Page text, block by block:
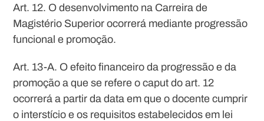
Art. 12. O desenvolvimento na Carreira de
Magistério Superior ocorrerá mediante progressão
funcional e promoção.
Art. 13-A. O efeito financeiro da progressão e da
promoção a que se refere o caput do art. 12
ocorrerá a partir da data em que o docente cumprir
o interstício e os requisitos estabelecidos em lei